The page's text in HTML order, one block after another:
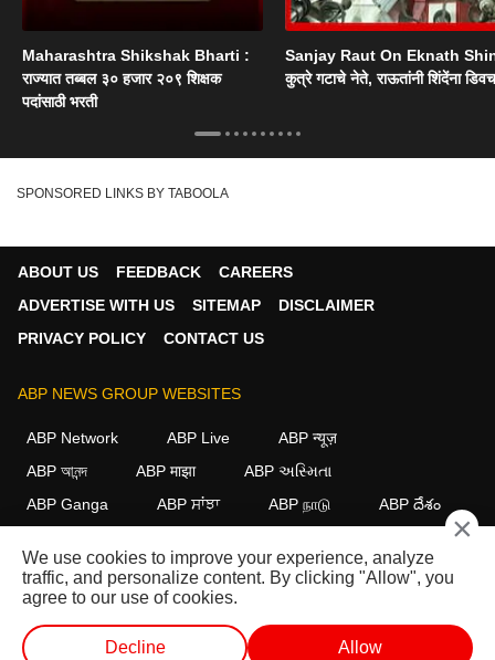
Maharashtra Shikshak Bharti :
राज्यात तब्बल ३० हजार २०९ शिक्षक
पदांसाठी भरती
Sanjay Raut On Eknath
कुत्रे गटाचे नेते, राऊतांनी शिंदेंना
SPONSORED LINKS BY TABOOLA
ABOUT US FEEDBACK
CAREERS
ADVERTISE WITH US
SITEMAP
DISCLAIMER
PRIVACY POLICY
CONTACT US
ABP NEWS GROUP WEBSITES
ABP Network ABP Live
ABP न्यूज़
ABP আনন্দ
ABP माझा
ABP અસ્મિતા
ABP Ganga
ABP ਸਾਂਝਾ ABP நாடு ABP దేశం
FOLLOW US
This website follows the DNPA Code of Ethics.
Copyright@2026.
×
We use cookies to improve your experience, analyze
traffic, and personalize content. By clicking "Allow", you
agree to our use of cookies.
Decline Allow